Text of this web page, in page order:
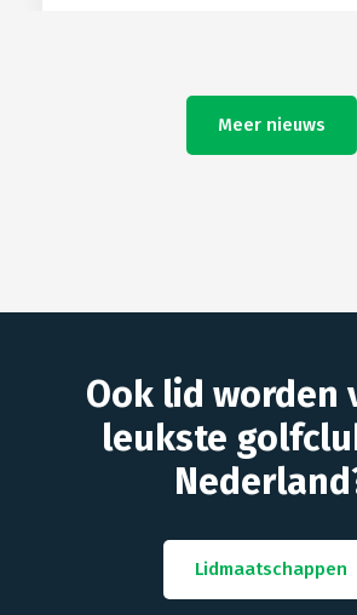
Meer nieuws
Ook lid worden
leukste
Lidmaatschappen